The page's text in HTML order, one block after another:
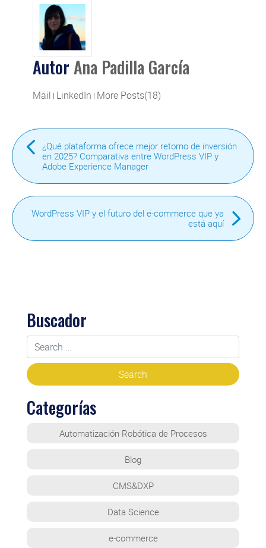
Autor Ana Padilla García
Mail | LinkedIn | More Posts(18)
¿Qué plataforma ofrece mejor retorno de inversión
en 2025? Comparativa entre WordPress VIP y
Adobe Experience Manager
WordPress VIP y el futuro del e-commerce que ya
está aquí
Buscador
Categorías
Automatización Robótica de Procesos
Blog
CMS&DXP
Data Science
e-commerce